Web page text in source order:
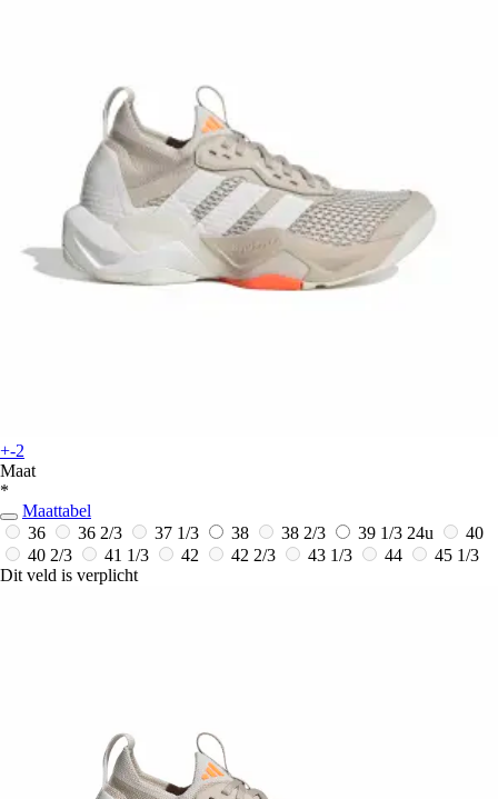
+-2
Maat
*
Maattabel
36
36 2/3 37 1/3 38 38 2/3 39 1/3 24u
40
40 2/3
41 1/3 42 42 2/3 43 1/3 44
45 1/3
Dit veld is verplicht